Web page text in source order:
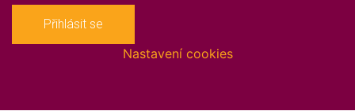
Přihlásit se
Nastavení cookies